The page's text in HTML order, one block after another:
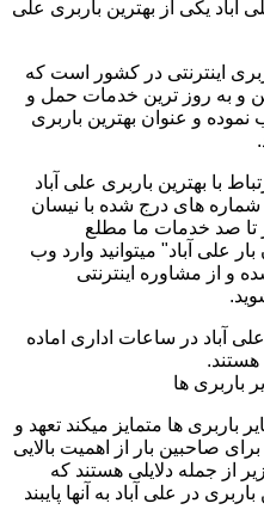
آباد یکی از بهترین باربری علی
اینترنتی در کشور است که
و به روز ترین خدمات حمل و
و عنوان بهترین باربری
با بهترین باربری علی آباد
شماره های درج شده با نیسان
تا صد خدمات ما مطلع
علی آباد" میتوانید وارد وب
و از مشاوره اینترنتی
آباد در ساعات اداری اماده
باربری ها
باربری ها متمایز میکند تعهد و
صاحبین بار از اهمیت بالایی
از جمله دلایلی هستند که
در علی آباد به آنها پایبند